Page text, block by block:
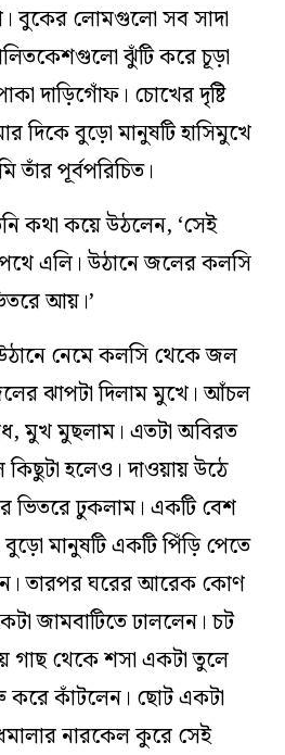
বুকের লোমগুলো সব সাদা
ঝুঁটি করে চূড়া
দাড়িগোঁফ। চোখের দৃষ্টি
দিকে বুড়ো মানুষটি হাসিমুখে
পূর্বপরিচিত।
কথা কয়ে উঠলেন, ‘সেই
এলি। উঠানে জলের কলসি
আয়।’
নেমে কলসি থেকে জল
ঝাপটা দিলাম মুখে। আঁচল
মুখ মুছলাম। এতটা অবিরত
কিছুটা হলেও। দাওয়ায় উঠে
ভিতরে ঢুকলাম। একটি বেশ
মানুষটি একটি পিঁড়ি পেতে
তারপর ঘরের আরেক কোণ
জামবাটিতে ঢাললেন। চট
গাছ থেকে শসা একটা তুলে
করে কাঁটলেন। ছোট একটা
নারকেল কুরে সেই